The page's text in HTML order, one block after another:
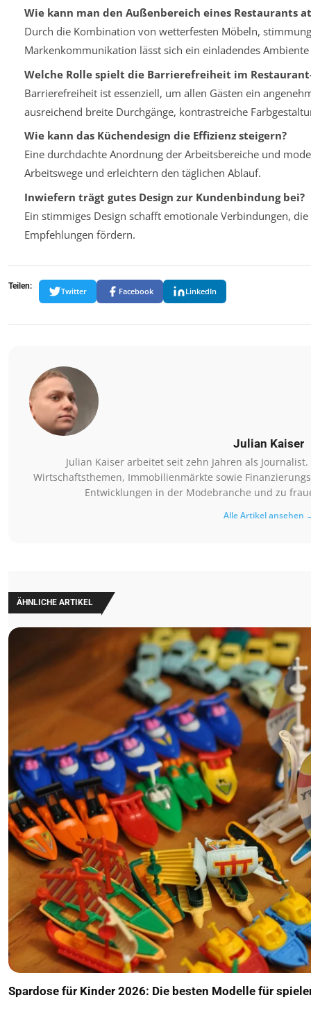
Wie kann man den Außenbereich eines Restaurants
Durch die Kombination von wetterfesten Möbeln,
Markenkommunikation lässt sich ein einladendes Ambiente
Welche Rolle spielt die Barrierefreiheit im
Barrierefreiheit ist essenziell, um allen Gästen ein
ausreichend breite Durchgänge, kontrastreiche
Wie kann das Küchendesign die Effizienz steigern?
Eine durchdachte Anordnung der Arbeitsbereiche und
Arbeitswege und erleichtern den täglichen Ablauf.
Inwiefern trägt gutes Design zur Kundenbindung bei?
Ein stimmiges Design schafft emotionale Verbindungen,
Empfehlungen fördern.
Teilen:
Twitter Facebook LinkedIn
Julian Kaiser
Julian Kaiser arbeitet seit zehn Jahren als
Wirtschaftsthemen, Immobilienmärkte sowie
Entwicklungen in der Modebranche und zu
Alle Artikel ansehen
ÄHNLICHE ARTIKEL
Spardose für Kinder 2026: Die besten Modelle für